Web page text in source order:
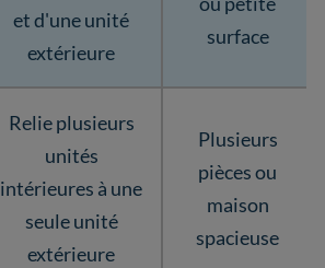
et d'une unité
extérieure
surface
Relie plusieurs
unités
intérieures à une
seule unité
extérieure
Plusieurs
pièces ou
maison
spacieuse